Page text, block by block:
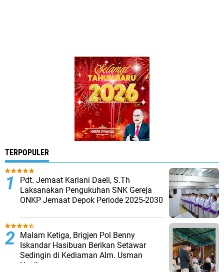
TERPOPULER
Pdt. Jemaat Kariani Daeli, S.Th
Laksanakan Pengukuhan SNK Gereja
ONKP Jemaat Depok Periode 2025-2030
Malam Ketiga, Brigjen Pol Benny
Iskandar Hasibuan Berikan Setawar
Sedingin di Kediaman Alm. Usman
Hasibuan